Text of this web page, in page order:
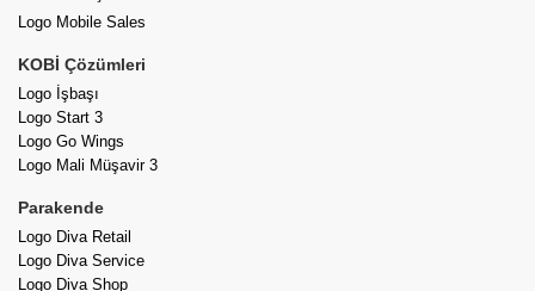
Logo Mobile Sales
KOBİ Çözümleri
Logo İşbaşı
Logo Start 3
Logo Go Wings
Logo Mali Müşavir 3
Parakende
Logo Diva Retail
Logo Diva Service
Logo Diva Shop